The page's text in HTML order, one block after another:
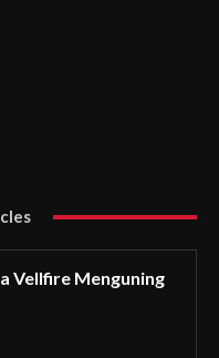
Vellfire Menguning